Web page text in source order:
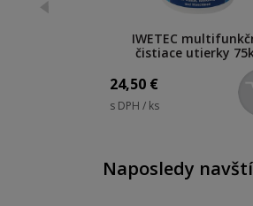
IWETEC
čistiace utierky
24,50 €
s DPH / ks
Naposledy